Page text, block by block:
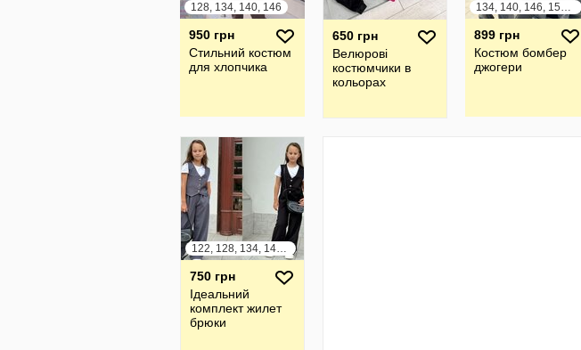
128, 134, 140, 146
950 грн
Стильний костюм
для хлопчика
650 грн
Велюрові
костюмчики в
кольорах
134, 140, 146, 152, 158, 164
899 грн
Костюм бомбер
джогери
122, 128, 134, 140, 146, 152
750 грн
Ідеальний
комплект жилет
брюки